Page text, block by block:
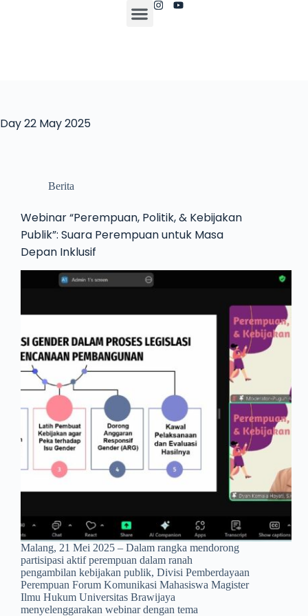
Day22 May 2025
Berita
Webinar “Perempuan, Politik, & Kebijakan
Publik”: Suara Perempuan untuk Masa
Depan Inklusif
Malang, 21 Mei 2025 – Dalam rangka mendorong
partisipasi aktif perempuan dalam ranah
pengambilan kebijakan publik, Divisi Pemberdayaan
Perempuan Forum Komunikasi Mahasiswa Magister
Ilmu Hukum Universitas Brawijaya
menyelenggarakan webinar dengan tema